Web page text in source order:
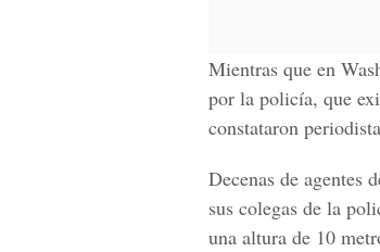
Mientras que en
por la policía, que
constataron
Decenas de agentes
sus colegas de la
una altura de 10